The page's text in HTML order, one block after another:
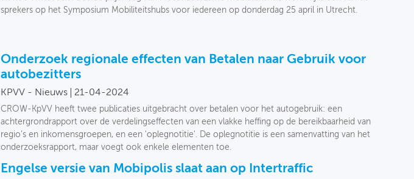
sprekers op het Symposium Mobiliteitshubs voor iedereen op donderdag 25 april in Utrecht.
Onderzoek regionale effecten van Betalen naar Gebruik voor
autobezitters
KPVV - Nieuws 21-04-2024
CROW-KpVV heeft twee publicaties uitgebracht over betalen voor het autogebruik: een
achtergrondrapport over de verdelingseffecten van een vlakke heffing op de bereikbaarheid van
regio’s en inkomensgroepen, en een 'oplegnotitie'. De oplegnotitie is een samenvatting van het
onderzoeksrapport, maar voegt ook enkele elementen toe.
Engelse versie van Mobipolis slaat aan op Intertraffic